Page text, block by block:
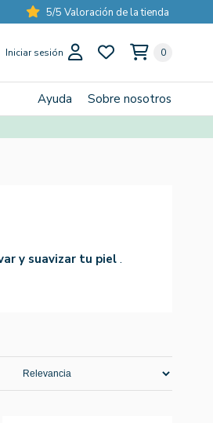
5/5 Valoración de la tienda
Iniciar sesión 0
Ayuda Sobre nosotros
y suavizar tu piel.